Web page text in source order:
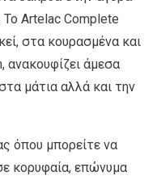
Το Artelac Complete
στα κουρασμένα και
ανακουφίζει άμεσα
μάτια αλλά και την
όπου μπορείτε να
κορυφαία, επώνυμα